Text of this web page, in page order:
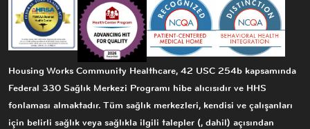
Housing Works Community Healthcare, 42 USC 254b kapsamında
Federal 330 Sağlık Merkezi Programı hibe alıcısıdır ve HHS
fonlaması almaktadır. Tüm sağlık merkezleri, kendisi ve çalışanları
için belirli sağlık veya sağlıkla ilgili talepler (, dahil) açısından